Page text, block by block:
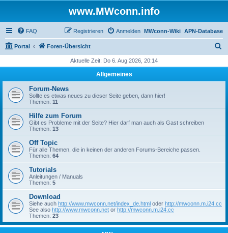
www.MWconn.info
FAQ APN-Database
MWconn-Wiki
Anmelden
Registrieren
Portal Foren-Übersicht
h
Aktuelle Zeit: Do 6. Aug 2026, 20:14
Allgemeines
Forum-News
Sollte es etwas neues zu dieser Seite geben, dann hier!
Themen: 11
Hilfe zum Forum
Gibt es Probleme mit der Seite? Hier darf man auch als Gast schreiben
Themen: 13
Off Topic
Für alle Themen, die in keinen der anderen Forums-Bereiche passen.
Themen: 64
Tutorials
Anleitungen / Manuals
Themen: 5
Download
Siehe auch http://www.mwconn.net/index_de.html oder http://mwconn.m.i24.cc
See also http://www.mwconn.net or http://mwconn.m.i24.cc
Themen: 23